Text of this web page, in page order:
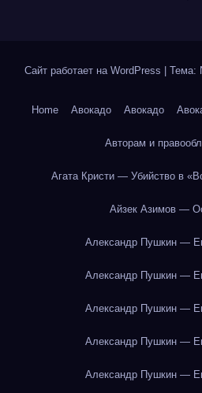
Сайт работает на WordPress Тема:
Home Авокадо Авокадо
Авторам и
Агата Кристи — Убийство в
Айзек Азимов —
Александр Пушкин —
Александр Пушкин —
Александр Пушкин —
Александр Пушкин —
Александр Пушкин —